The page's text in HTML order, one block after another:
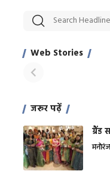
Web Stories
सट्टेबाजी में अरेस्ट
साहिल खान
जरूर पढ़ें
ग्रैंड